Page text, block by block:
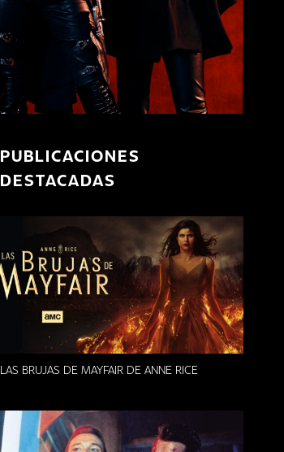
PUBLICACIONES
DESTACADAS
LAS BRUJAS DE MAYFAIR DE ANNE RICE